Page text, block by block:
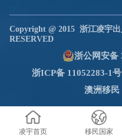
Copyright @ 2015浙江凌宇出
RESERVED
浙公网安备
浙ICP备 11052283-1
澳洲移民
凌宇首页 移民国家